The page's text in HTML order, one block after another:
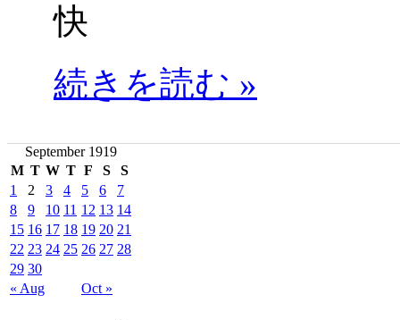
快
続きを読む »
September 1919
M T W T F S S
« Aug Oct »
1 2 3 4 5 6
7
8
9 10 11 12 13 14
15 16 17 18 19 20 21
22 23 24 25 26 27 28
29 30